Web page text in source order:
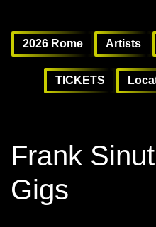
2026 Rome
Artists
TICKETS
Frank
Gigs